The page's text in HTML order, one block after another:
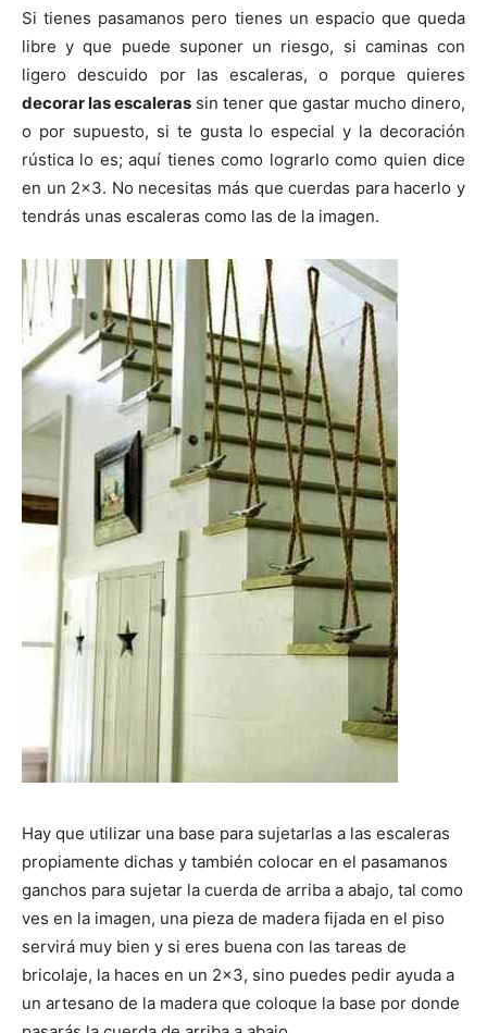
Si tienes pasamanos pero tienes un espacio que queda
libre y que puede suponer un riesgo, si caminas con
ligero descuido por las escaleras, o porque quieres
decorar las escaleras sin tener que gastar mucho dinero,
o por supuesto, si te gusta lo especial y la decoración
rústica lo es; aquí tienes como lograrlo como quien dice
en un 2×3. No necesitas más que cuerdas para hacerlo y
tendrás unas escaleras como las de la imagen.
Hay que utilizar una base para sujetarlas a las escaleras
propiamente dichas y también colocar en el pasamanos
ganchos para sujetar la cuerda de arriba a abajo, tal como
ves en la imagen, una pieza de madera fijada en el piso
servirá muy bien y si eres buena con las tareas de
bricolaje, la haces en un 2×3, sino puedes pedir ayuda a
un artesano de la madera que coloque la base por donde